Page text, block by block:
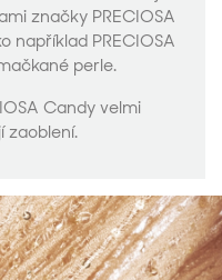
značky PRECIOSA
například PRECIOSA
perle.
Candy velmi
zaoblení.